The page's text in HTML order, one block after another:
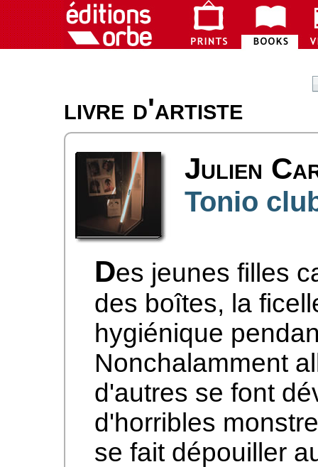
livre d'artiste
Julien
Tonio
Des jeunes filles
des boîtes, la
hygiénique
Nonchalamment
d'autres se font
d'horribles
se fait dépouiller